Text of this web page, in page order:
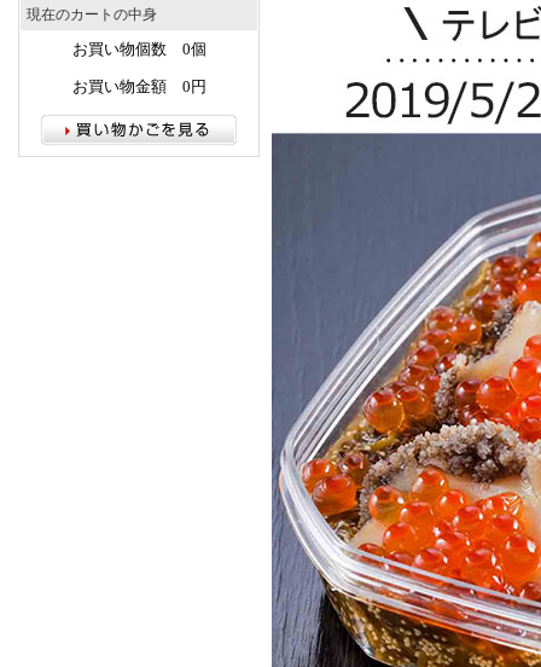
現在のカートの中身
お買い物個数 0個
お買い物金額 0円